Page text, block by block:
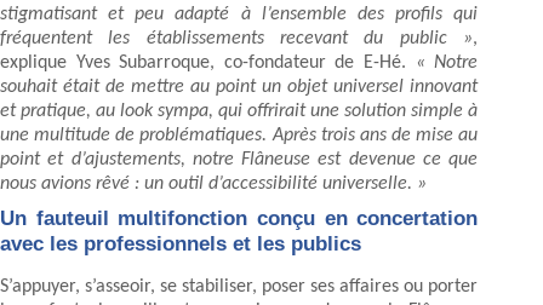
stigmatisant et peu adapté à l’ensemble des profils qui
fréquentent les établissements recevant du public »,
explique Yves Subarroque, co-fondateur de E-Hé.
« Notre
souhait était de mettre au point un objet universel innovant
et pratique, au look sympa, qui offrirait une solution simple à
une multitude de problématiques. Après trois ans de mise au
point et d’ajustements, notre Flâneuse est devenue ce que
nous avions rêvé : un outil d’accessibilité universelle. »
Un fauteuil multifonction conçu en concertation
avec les professionnels et les publics
S’appuyer, s’asseoir, se stabiliser, poser ses affaires ou porter